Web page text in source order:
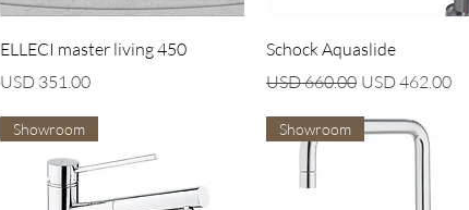
Vista rápida
ELLECI master living 450
Precio
USD 351.00
Vista rápida
Schock Aquaslide
Precio
USD 660.00 Precio de oferta
USD 462.00
Showroom Showroom